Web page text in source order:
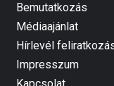
Bemutatkozás
Médiaajánlat
Hírlevél
Impresszum